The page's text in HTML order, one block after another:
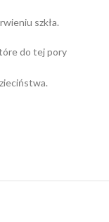
szkła.
do tej pory